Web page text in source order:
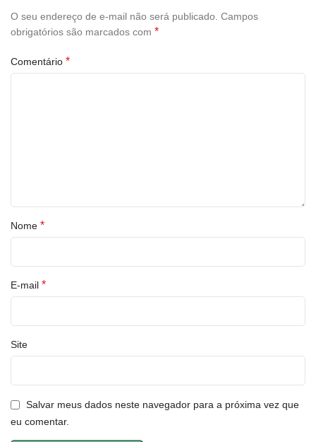
O seu endereço de e-mail não será publicado. Campos
obrigatórios são marcados com *
Comentário *
Nome *
E-mail *
Site
Salvar meus dados neste navegador para a próxima vez que
eu comentar.